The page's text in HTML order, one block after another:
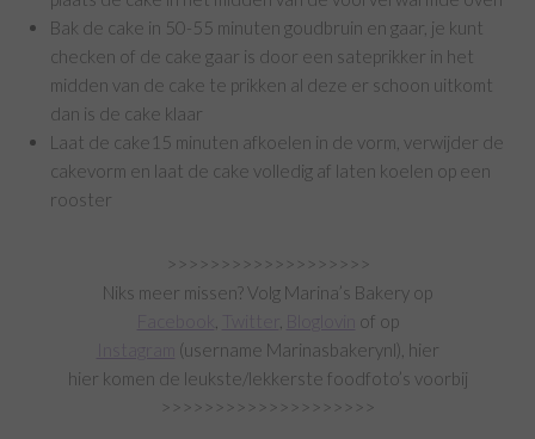
Bak de cake in 50-55 minuten goudbruin en gaar, je kunt
checken of de cake gaar is door een sateprikker in het
midden van de cake te prikken al deze er schoon uitkomt
dan is de cake klaar
Laat de cake15 minuten afkoelen in de vorm, verwijder de
cakevorm en laat de cake volledig af laten koelen op een
rooster
>>>>>>>>>>>>>>>>>>>
Niks meer missen? Volg Marina’s Bakery op
Bloglovin
of op
Instagram
(username Marinasbakerynl), hier
hier komen de leukste/lekkerste foodfoto’s voorbij
>>>>>>>>>>>>>>>>>>>>